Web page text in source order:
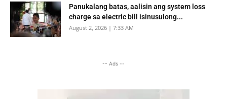
Panukalang batas, aalisin ang system loss
charge sa electric bill isinusulong...
August 2, 2026 | 7:33 AM
-- Ads --